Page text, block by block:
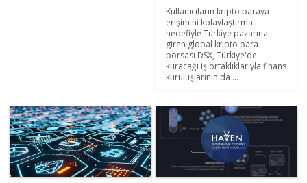
Kullanıcıların kripto paraya
erişimini kolaylaştırma
hedefiyle Türkiye pazarına
giren global kripto para
borsası DSX, Türkiye'de
kuracağı iş ortaklıklarıyla finans
kuruluşlarının da ...